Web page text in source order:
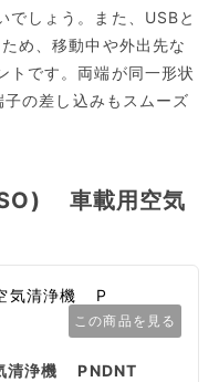
でしょう。また、USBと
め、移動中や外出先な
トです。両端が同一形状
の差し込みもスムーズ
車載用空気
この商品を見る
清浄機 PNDNT